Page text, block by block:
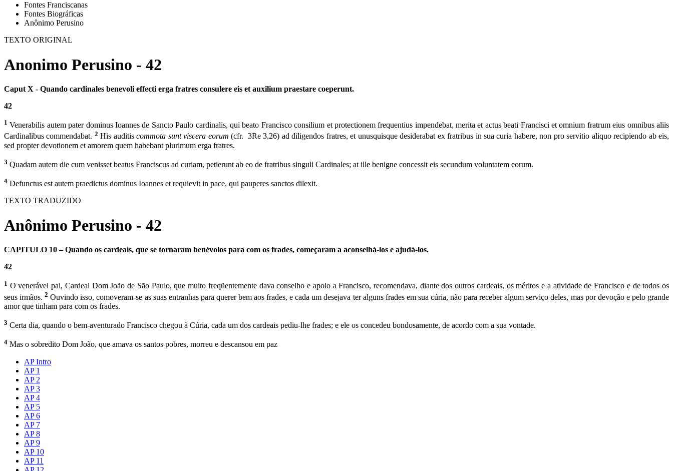
Fontes Franciscanas
Fontes Biográficas
Anônimo Perusino
TEXTO ORIGINAL
Anonimo Perusino - 42
Caput X ‑ Quando cardinales benevoli effecti erga fratres consulere eis et auxilium praestare coeperunt.
42
1 Venerabilis autem pater dominus Ioannes de Sancto Paulo cardinalis, qui beato Francisco consilium et protectionem frequentius impendebat, merita et actus beati Francisci et omnium fratrum eius omnibus aliis
Cardinalibus commendabat. 2 His auditiscommota sunt viscera eorum(cfr. 3Re 3,26) ad diligendos fratres, et unusquisque desiderabat ex fratribus in sua curia habere, non pro servitio aliquo recipiendo ab eis,
sed propter devotionem et amorem quem habebant plurimum erga fratres.
3 Quadam autem die cum venisset beatus Franciscus ad curiam, petierunt ab eo de fratribus singuli Cardinales; at ille benigne concessit eis secundum voluntatem eorum.
4 Defunctus est autem praedictus dominus Ioannes et requievit in pace, qui pauperes sanctos dilexit.
TEXTO TRADUZIDO
Anônimo Perusino - 42
CAPITULO 10 – Quando os cardeais, que se tornaram benévolos para com os frades, começaram a aconselhá-los e ajudá-los.
42
1 O venerável pai, Cardeal Dom João de São Paulo, que muito freqüentemente dava conselho e apoio a Francisco, recomendava, diante dos outros cardeais, os méritos e a atividade de Francisco e de todos os
seus irmãos.2 Ouvindo isso, comoveram-se as suas entranhas para querer bem aos frades, e cada um desejava ter alguns frades em sua cúria, não para receber algum serviço deles, mas por devoção e pelo grande
amor que tinham para com os frades.
3 Certa dia, quando o bem-aventurado Francisco chegou à Cúria, cada um dos cardeais pediu-lhe frades; e ele os concedeu bondosamente, de acordo com a sua vontade.
4 Mas o sobredito Dom João, que amava os santos pobres, morreu e descansou em paz
AP Intro
AP 1
AP 2
AP 3
AP 4
AP 5
AP 6
AP 7
AP 8
AP 9
AP 10
AP 11